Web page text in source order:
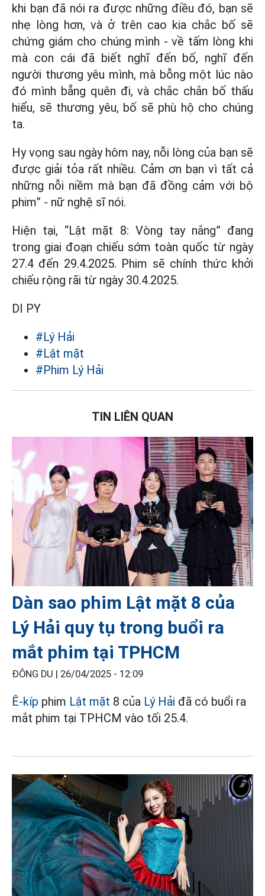
khi bạn đã nói ra được những điều đó, bạn sẽ
nhẹ lòng hơn, và ở trên cao kia chắc bố sẽ
chứng giám cho chúng mình - về tấm lòng khi
mà con cái đã biết nghĩ đến bố, nghĩ đến
người thương yêu mình, mà bỗng một lúc nào
đó mình bẵng quên đi, và chắc chắn bố thấu
hiểu, sẽ thương yêu, bố sẽ phù hộ cho chúng
ta.
Hy vọng sau ngày hôm nay, nỗi lòng của bạn sẽ
được giải tỏa rất nhiều. Cảm ơn bạn vì tất cả
những nỗi niềm mà bạn đã đồng cảm với bộ
phim” - nữ nghệ sĩ nói.
Hiện tại, “Lật mặt 8: Vòng tay nắng” đang
trong giai đoạn chiếu sớm toàn quốc từ ngày
27.4 đến 29.4.2025. Phim sẽ chính thức khởi
chiếu rộng rãi từ ngày 30.4.2025.
DI PY
#Lý Hải
#Lật mặt
#Phim Lý Hải
TIN LIÊN QUAN
Dàn sao phim Lật mặt 8 của
Lý Hải quy tụ trong buổi ra
mắt phim tại TPHCM
ĐÔNG DU | 26/04/2025 - 12:09
Ê-kíp phim Lật mặt 8 của Lý Hải đã có buổi ra
mắt phim tại TPHCM vào tối 25.4.